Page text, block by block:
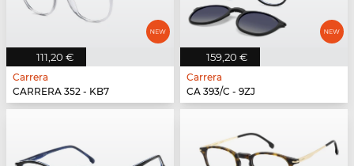
111,20 €
Carrera
CARRERA 352 - KB7
159,20 €
Carrera
CA 393/C - 9ZJ